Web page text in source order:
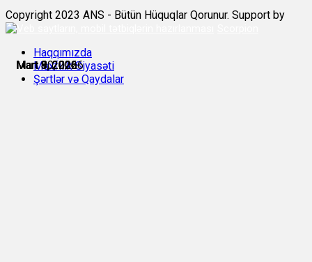
Mart 8, 2026
Mart 8, 2026
Mart 9, 2026
Mart 9, 2026
Mart 9, 2026
Mart 10, 2026
Copyright 2023 ANS - Bütün Hüquqlar Qorunur. Support by
Haqqımızda
Məxfilik Siyasəti
Şərtlər və Qaydalar